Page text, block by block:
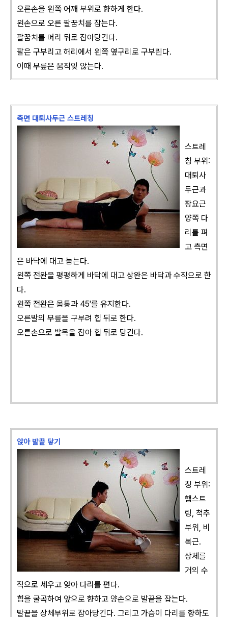
오른손을 왼쪽 어깨 부위로 향하게 한다.
왼손으로 오른 팔꿈치를 잡는다.
팔꿈치를 머리 뒤로 잡아당긴다.
팔은 구부리고 허리에서 왼쪽 옆구리로 구부린다.
이때 무릎은 움직잊 않는다.
측면 대퇴사두근 스트레칭
스트레
칭 부위:
대퇴사
두근과
장요근
양쪽 다
리를 펴
고 측면
은 바닥에 대고 눕는다.
왼쪽 전완을 평평하게 바닥에 대고 상완은 바닥과 수직으로 한
다.
왼쪽 전완은 몸통과 45'를 유지한다.
오른발의 무릎을 구부려 힙 뒤로 한다.
오른손으로 발목을 잡아 힙 뒤로 당긴다.
앉아 발끝 닿기
스트레
칭 부위:
햄스트
링, 척추
부위, 비
복근.
상체를
거의 수
직으로 세우고 앚아 다리를 편다.
힙을 굴곡하여 앞으로 향하고 양손으로 발끝을 잡는다.
발끝을 상체부위로 잡아당긴다. 그리고 가슴이 다리를 향하도